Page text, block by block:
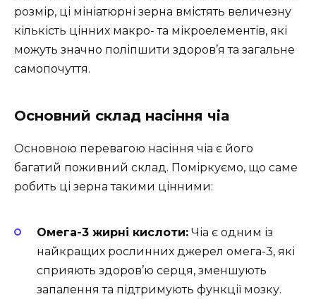
розмір, ці мініатюрні зерна вмістять величезну
кількість цінних макро- та мікроелементів, які
можуть значно поліпшити здоров’я та загальне
самопочуття.
Основний склад насіння чіа
Основною перевагою насіння чіа є його
багатий поживний склад. Поміркуємо, що саме
робить ці зерна такими цінними:
Омега-3 жирні кислоти: Чіа є одним із
найкращих рослинних джерел омега-3, які
сприяють здоров’ю серця, зменшують
запалення та підтримують функції мозку.